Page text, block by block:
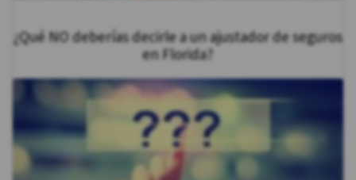
¿Qué NO deberías decirle a un ajustador de seguros
en Florida?